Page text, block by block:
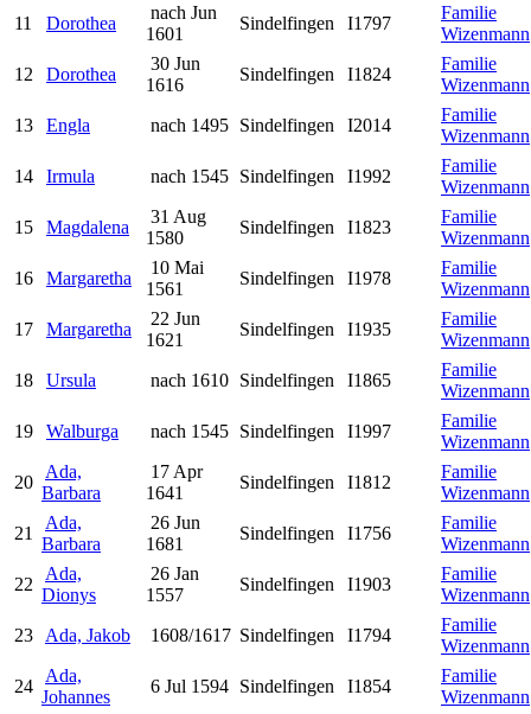
11
Dorothea
nach Jun
1601
Sindelfingen I1797
Familie
Wizenmann
12
Dorothea
30 Jun
1616
Sindelfingen I1824
Familie
Wizenmann
13
Engla nach 1495 Sindelfingen I2014
Familie
Wizenmann
14
Irmula nach 1545 Sindelfingen I1992
Familie
Wizenmann
15
Magdalena
31 Aug
1580
Sindelfingen I1823
Familie
Wizenmann
16
Margaretha
10 Mai
1561
Sindelfingen I1978
Familie
Wizenmann
17
Margaretha
22 Jun
1621
Sindelfingen I1935
Familie
Wizenmann
18
Ursula nach 1610 Sindelfingen I1865
Familie
Wizenmann
19
Walburga nach 1545 Sindelfingen I1997
Familie
Wizenmann
20
Ada,
Barbara
17 Apr
1641
Sindelfingen I1812
Familie
Wizenmann
21
Ada,
Barbara
26 Jun
1681
Sindelfingen I1756
Familie
Wizenmann
22
Ada,
Dionys
26 Jan
1557
Sindelfingen I1903
Familie
Wizenmann
23
Ada, Jakob 1608/1617 Sindelfingen I1794
Familie
Wizenmann
24
Ada,
Johannes
6 Jul 1594 Sindelfingen I1854
Familie
Wizenmann